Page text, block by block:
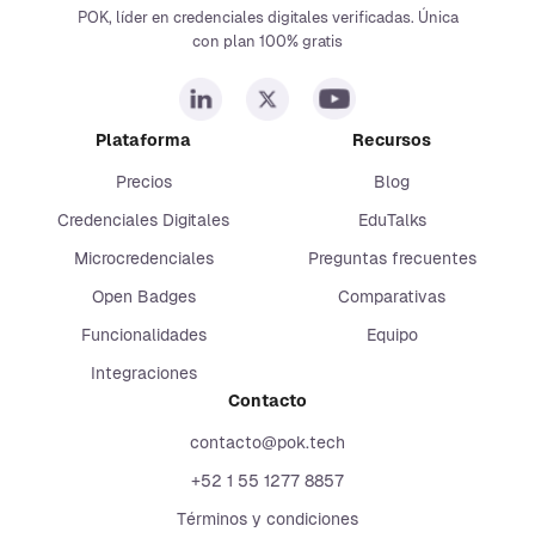
POK, líder en credenciales digitales verificadas. Única
con plan 100% gratis
Plataforma
Precios
Credenciales Digitales
Microcredenciales
Open Badges
Funcionalidades
Integraciones
Recursos
Blog
EduTalks
Preguntas frecuentes
Comparativas
Equipo
Contacto
contacto@pok.tech
+52 1 55 1277 8857
Términos y condiciones